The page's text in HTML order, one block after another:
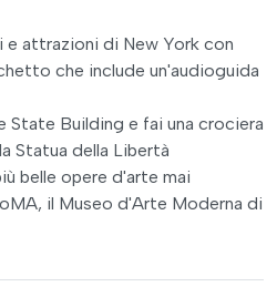
e attrazioni di New York con
che include un'audioguida
State Building e fai una crociera
Statua della Libertà
belle opere d'arte mai
il Museo d'Arte Moderna di